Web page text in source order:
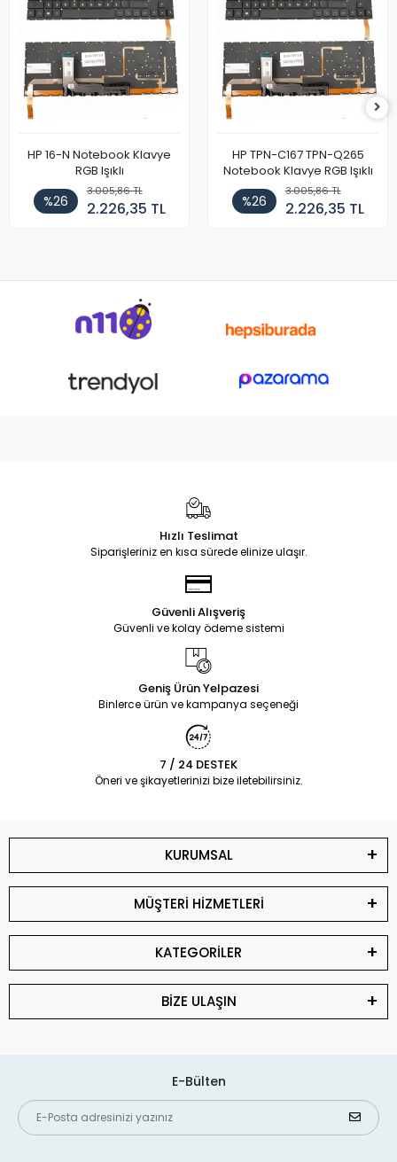
HP 16-N Notebook Klavye
RGB Işıklı
%26
3.005,86 TL
2.226,35 TL
HP TPN-C167 TPN-Q265
Notebook Klavye RGB Işıklı
%26
3.005,86 TL
2.226,35 TL
Hızlı Teslimat
Siparişleriniz en kısa sürede elinize ulaşır.
Güvenli Alışveriş
Güvenli ve kolay ödeme sistemi
Geniş Ürün Yelpazesi
Binlerce ürün ve kampanya seçeneği
7 / 24 DESTEK
Öneri ve şikayetlerinizi bize iletebilirsiniz.
KURUMSAL
MÜŞTERİ HİZMETLERİ
KATEGORİLER
BİZE ULAŞIN
E-Bülten